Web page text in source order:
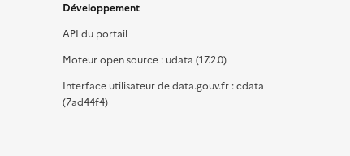
Développement
API du portail
Moteur open source : udata (17.2.0)
Interface utilisateur de data.gouv.fr : cdata
(7ad44f4)